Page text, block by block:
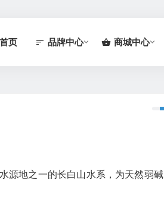
页 品牌中心 商城中心
源地之一的长白山水系，为天然弱碱